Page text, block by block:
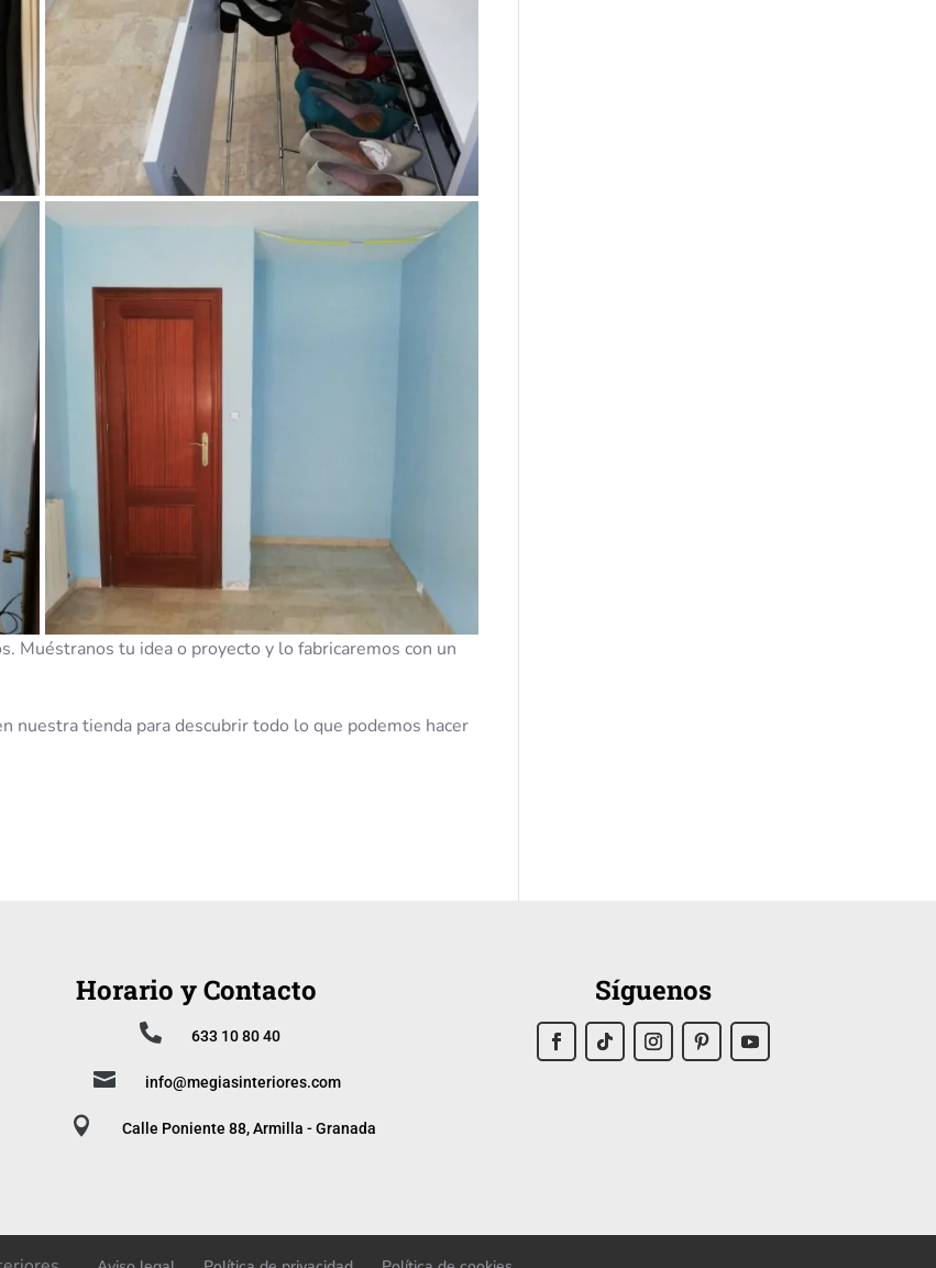
Muéstranos tu idea o proyecto y lo fabricaremos con un
nuestra tienda para descubrir todo lo que podemos hacer
Horario y Contacto
 633 10 80 40
 info@megiasinteriores.com
 Calle Poniente 88, Armilla - Granada
Síguenos